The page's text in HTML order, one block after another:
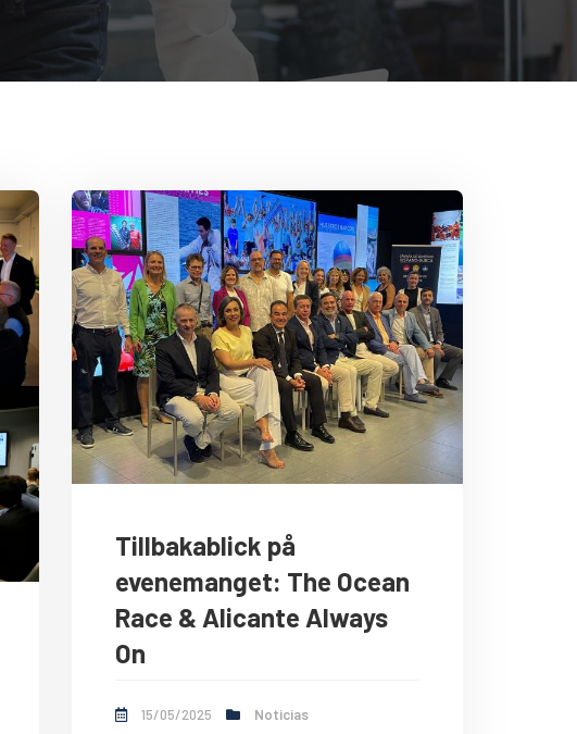
Tillbakablick på
evenemanget: The Ocean
Race & Alicante Always
On
15/05/2025 Noticias